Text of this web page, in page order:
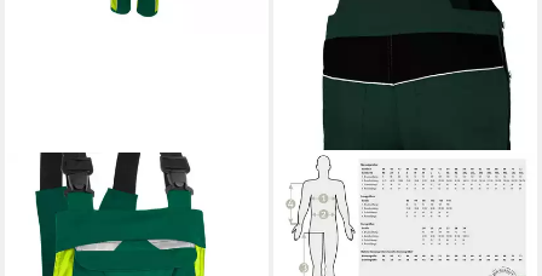
QUALITEX WORKWEAR
Arbeitslatzhose moderne
Latzhose IRON aus Lyocell,
Cordura & Stretch -
QUALITEX WORKWEAR
Arbeitslatzhose
strapazierfähige
PROfessionals Latzhose aus